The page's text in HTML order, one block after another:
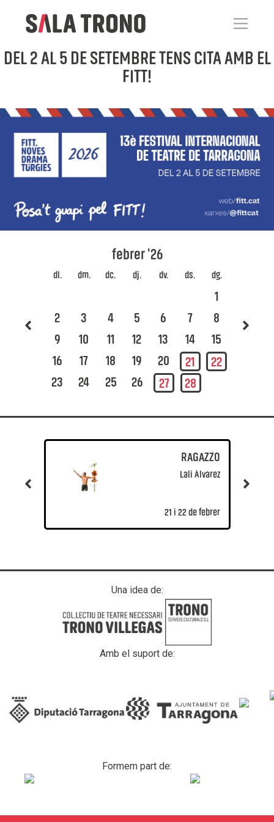
DEL 2 AL 5 DE SETEMBRE TENS CITA AMB EL
FITT!
febrer '26
dl. dm. dc. dj. dv. ds. dg.
1
2
3 4 5 6 7
8
9
10 11 12 13 14
15
16
17 18 19 20 21
22
23
24 25 26 27 28
RAGAZZO
Lali Àlvarez
21 i 22 de febrer
Una idea de:
Amb el suport de:
Formem part de: